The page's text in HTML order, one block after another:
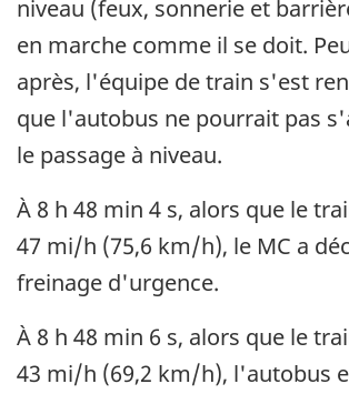
niveau (feux, sonnerie et
en marche comme il se doit.
après, l'équipe de train s'est
que l'autobus ne pourrait pas
le passage à niveau.
À 8 h 48 min 4 s, alors que le
47 mi/h (75,6 km/h), le MC a
freinage d'urgence.
À 8 h 48 min 6 s, alors que le
43 mi/h (69,2 km/h), l'autobus